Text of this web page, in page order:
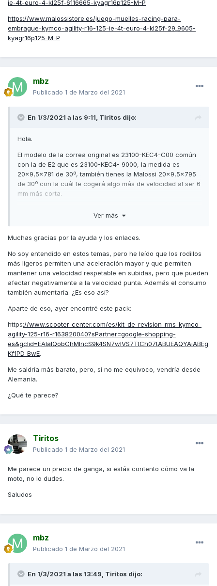
ie-4t-euro-4-kl25f-6116665-kyagr16p125-M-P
https://www.malossistore.es/juego-muelles-racing-para-
embrague-kymco-agility-r16-125-ie-4t-euro-4-kl25f-29_9605-
kyagr16p125-M-P
mbz
Publicado 1 de Marzo del 2021
En 1/3/2021 a las 9:11, Tiritos dijo:
Hola.
El modelo de la correa original es 23100-KEC4-C00 común
con la de E2 que es 23100-KEC4- 9000, la medida es
20x9,5x781 de 30º, también tienes la Malossi 20x9,5x795
de 30º con la cuál te cogerá algo más de velocidad al ser 6
mm más corta.
de origen va muy lenta, con los rodillos redondos que va
que si quieres mejorar el rendimiento de tu moto, yo te
y los muelles del embrague azules de Malossi.
Ya habrás visto en los vídeos que hacer esa operación es
fácil, solo te recomiendo que tengas la precaución de una
vez cambiada la correa y apretada la tuerca del variador,
comprobar el apriete de la tuerca, porque a veces pellizca
la correa al apretar y queda un apriete falso (aunque se
destense la correa antes de apretar).
También decirte que puedes desmontar el embrague
(encontrarás vídeos en youtube) y lijar las zapatas, y
realizar una limpieza de todo. Además si te decides a
cambiar los muelles puedes aprovechar.
Un saludo
https://www.malossistore.es/correa-x-k-belt-para-maxi-
scooter-dimensiones-20x95x7955-mm-angulo-30-kymco-
https://www.malossistore.es/juego-muelles-racing-para-
29_9605-kyagr16p125-M-P
Ver más
Muchas gracias por la ayuda y los enlaces.
No soy entendido en estos temas, pero he leído que los rodillos
más ligeros permiten una aceleración mayor y que permiten
mantener una velocidad respetable en subidas, pero que pueden
afectar negativamente a la velocidad punta. Además el consumo
también aumentaría. ¿Es eso así?
Aparte de eso, ayer encontré este pack:
https://www.scooter-center.com/es/kit-de-revision-rms-kymco-
agility-125-r16-r163820040?sPartner=google-shopping-
es&gclid=EAIaIQobChMIncS9k4SN7wIVS7TtCh07tABUEAQYAiABEg
Kf1PD_BwE.
Me saldría más barato, pero, si no me equivoco, vendría desde
Alemania.
¿Qué te parece?
Tiritos
Publicado 1 de Marzo del 2021
Me parece un precio de ganga, si estás contento cómo va la
moto, no lo dudes.
Saludos
mbz
Publicado 1 de Marzo del 2021
En 1/3/2021 a las 13:49, Tiritos dijo: